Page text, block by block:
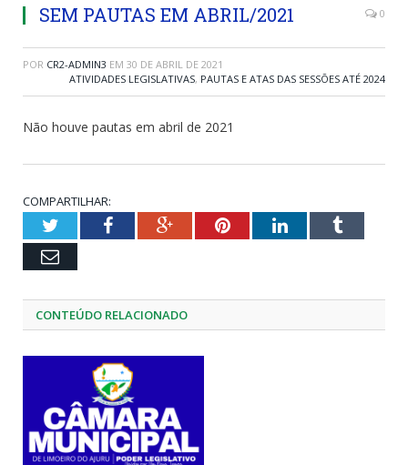
SEM PAUTAS EM ABRIL/2021 0
POR CR2-ADMIN3 EM 30 DE ABRIL DE 2021
ATIVIDADES LEGISLATIVAS, PAUTAS E ATAS DAS SESSÕES ATÉ 2024
Não houve pautas em abril de 2021
COMPARTILHAR:
TwitterFacebookGoogle+PinterestLinkedInTumblr
Email
CONTEÚDO RELACIONADO